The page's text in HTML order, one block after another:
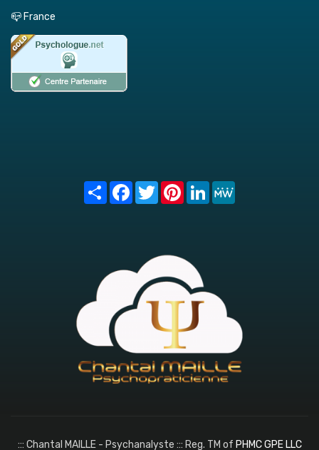
📪 France
Share FacebookTwitterPinterest
LinkedIn
::: Chantal MAILLE - Psychanalyste ::: Reg. TM of PHMC GPE LLC